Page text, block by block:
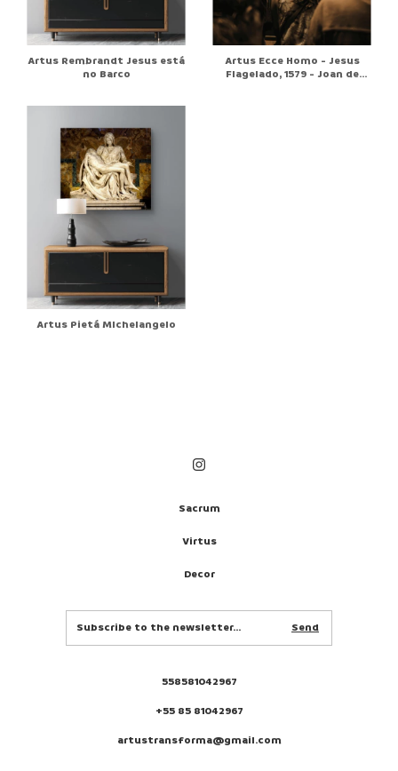
Artus Rembrandt Jesus está
no Barco
Artus Ecce Homo - Jesus
Flagelado, 1579 - Joan de
Artus Pietá MIchelangelo
Sacrum
Virtus
Decor
558581042967
+55 85 81042967
artustransforma@gmail.com